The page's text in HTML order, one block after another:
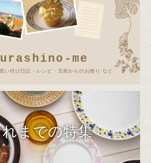
me
い付け日記・レシピ・北欧からのお便り など
までの特集